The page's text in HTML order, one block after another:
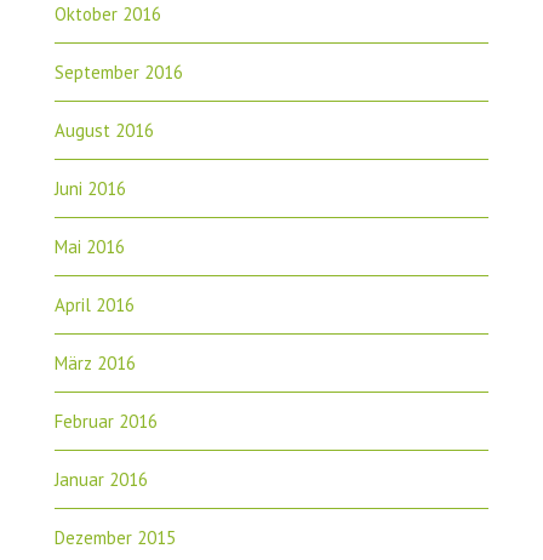
Oktober 2016
September 2016
August 2016
Juni 2016
Mai 2016
April 2016
März 2016
Februar 2016
Januar 2016
Dezember 2015